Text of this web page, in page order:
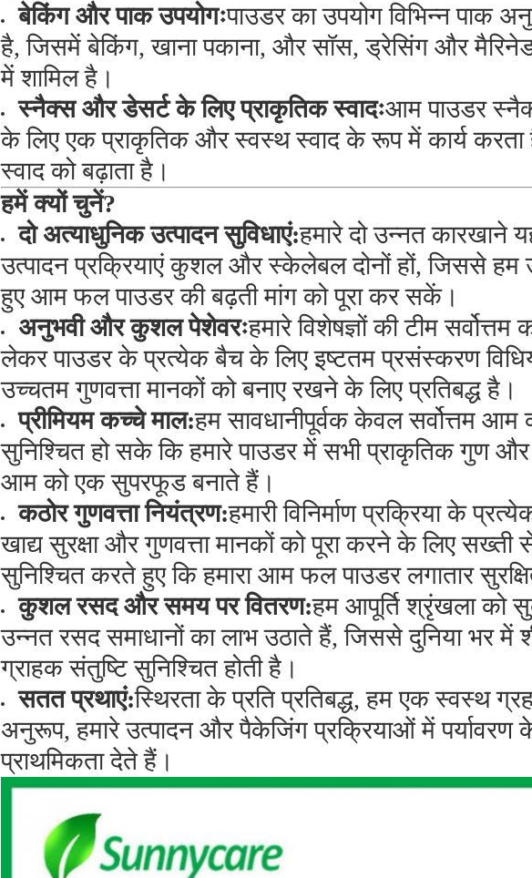
बेकिंग और पाक उपयोगःपाउडर का उपयोग विभिन्न पाक
है, जिसमें बेकिंग, खाना पकाना, और सॉस, ड्रेसिंग और
में शामिल है।
स्नैक्स और डेसर्ट के लिए प्राकृतिक स्वादःआम पाउडर
के लिए एक प्राकृतिक और स्वस्थ स्वाद के रूप में कार्य करता
स्वाद को बढ़ाता है।
हमें क्यों चुनें?
दो अत्याधुनिक उत्पादन सुविधाएं:हमारे दो उन्नत कारखाने
उत्पादन प्रक्रियाएं कुशल और स्केलेबल दोनों हों, जिससे हम
हुए आम फल पाउडर की बढ़ती मांग को पूरा कर सकें।
अनुभवी और कुशल पेशेवरःहमारे विशेषज्ञों की टीम
लेकर पाउडर के प्रत्येक बैच के लिए इष्टतम प्रसंस्करण
उच्चतम गुणवत्ता मानकों को बनाए रखने के लिए प्रतिबद्ध है।
प्रीमियम कच्चे माल:हम सावधानीपूर्वक केवल सर्वोत्तम
सुनिश्चित हो सके कि हमारे पाउडर में सभी प्राकृतिक गुण और
आम को एक सुपरफूड बनाते हैं।
कठोर गुणवत्ता नियंत्रण:हमारी विनिर्माण प्रक्रिया के
खाद्य सुरक्षा और गुणवत्ता मानकों को पूरा करने के लिए सख्ती
सुनिश्चित करते हुए कि हमारा आम फल पाउडर लगातार
कुशल रसद और समय पर वितरण:हम आपूर्ति श्रृंखला को
उन्नत रसद समाधानों का लाभ उठाते हैं, जिससे दुनिया भर में
ग्राहक संतुष्टि सुनिश्चित होती है।
सतत प्रथाएं:स्थिरता के प्रति प्रतिबद्ध, हम एक स्वस्थ
अनुरूप, हमारे उत्पादन और पैकेजिंग प्रक्रियाओं में
प्राथमिकता देते हैं।